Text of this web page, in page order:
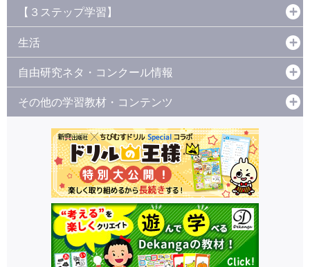
【３ステップ学習】
生活
自由研究ネタ・コンクール情報
その他の学習教材・コンテンツ